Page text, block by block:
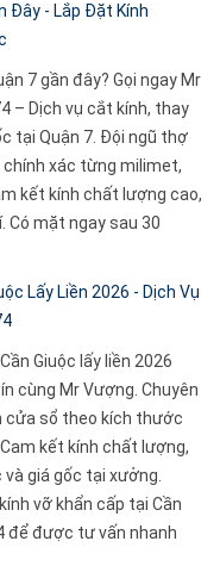
Đây - Lắp Đặt Kính
7 gần đây? Gọi ngay Mr
– Dịch vụ cắt kính, thay
tại Quận 7. Đội ngũ thợ
xác từng milimet,
kết kính chất lượng cao,
Có mặt ngay sau 30
Lấy Liền 2026 - Dịch Vụ
Giuộc lấy liền 2026
cùng Mr Vượng. Chuyên
cửa sổ theo kích thước
kết kính chất lượng,
giá gốc tại xưởng.
vỡ khẩn cấp tại Cần
để được tư vấn nhanh